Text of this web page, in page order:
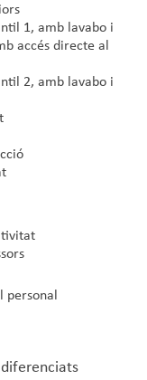
1, amb lavabo i
accés directe al
2, amb lavabo i
personal
diferenciats